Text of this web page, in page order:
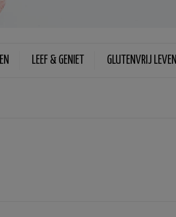
LEEF & GENIET GLUTENVRIJ LEVEN